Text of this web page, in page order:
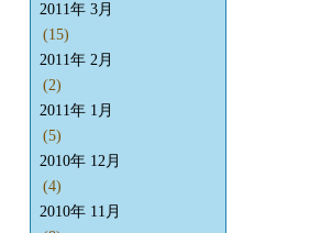
2011年 3月
(15)
2011年 2月
(2)
2011年 1月
(5)
2010年 12月
(4)
2010年 11月